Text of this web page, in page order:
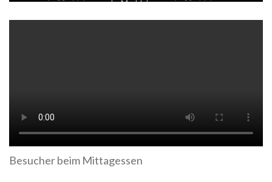
La Maddalena
Besucher beim Mittagessen